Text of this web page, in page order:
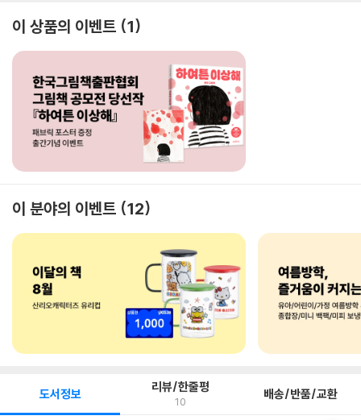
이 상품의 이벤트 1
이 분야의 이벤트 12
도서정보 리뷰/한줄평
10 배송/반품/교환